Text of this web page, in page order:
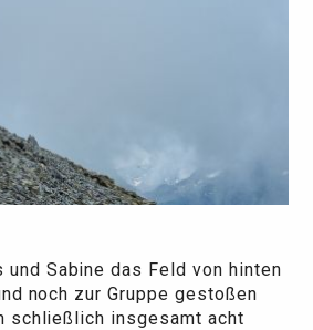
und Sabine das Feld von hinten
noch zur Gruppe gestoßen
schließlich insgesamt acht